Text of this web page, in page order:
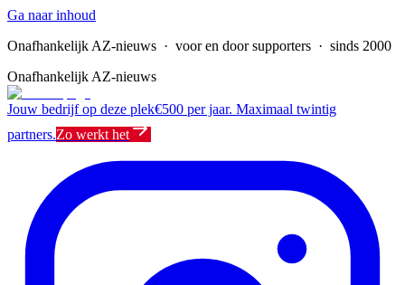
Ga naar inhoud
Onafhankelijk AZ-nieuws · voor en door supporters · sinds 2000
Onafhankelijk AZ-nieuws
Jouw bedrijf op deze plek€500 per jaar. Maximaal twintig
partners.Zo werkt het